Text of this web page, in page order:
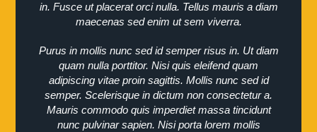
in. Fusce ut placerat orci nulla. Tellus mauris a diam
maecenas sed enim ut sem viverra.
Purus in mollis nunc sed id semper risus in. Ut diam
quam nulla porttitor. Nisi quis eleifend quam
adipiscing vitae proin sagittis. Mollis nunc sed id
semper. Scelerisque in dictum non consectetur a.
Mauris commodo quis imperdiet massa tincidunt
nunc pulvinar sapien. Nisi porta lorem mollis